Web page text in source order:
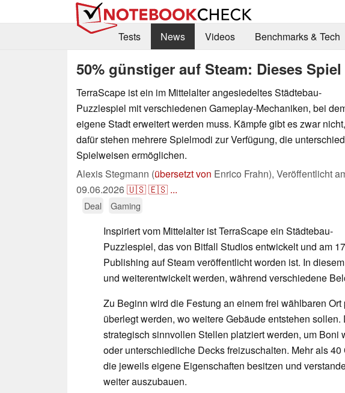
Tests
News Videos Benchmarks & Tech
50% günstiger auf Steam: Dieses
TerraScape ist ein im Mittelalter angesiedeltes Städtebau-
Puzzlespiel mit verschiedenen Gameplay-Mechaniken, bei
eigene Stadt erweitert werden muss. Kämpfe gibt es zwar nicht,
dafür stehen mehrere Spielmodi zur Verfügung, die
Spielweisen ermöglichen.
Alexis Stegmann (übersetzt von Enrico Frahn), Veröffentlicht
09.06.2026🇺🇸🇪🇸 ...
Deal Gaming
Inspiriert vom Mittelalter ist TerraScape ein Städtebau-
Puzzlespiel, das von Bitfall Studios entwickelt und am
Publishing auf Steam veröffentlicht worden ist. In
und weiterentwickelt werden, während verschiedene
Zu Beginn wird die Festung an einem frei wählbaren
überlegt werden, wo weitere Gebäude entstehen
strategisch sinnvollen Stellen platziert werden, um Boni
oder unterschiedliche Decks freizuschalten. Mehr als
die jeweils eigene Eigenschaften besitzen und
weiter auszubauen.